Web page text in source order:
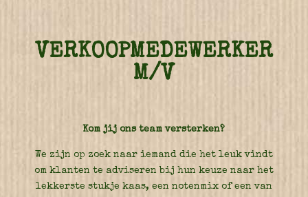
VERKOOPMEDEWERKER
M/V
Kom jij ons team versterken?
We zijn op zoek naar iemand die het leuk vindt
om klanten te adviseren bij hun keuze naar het
lekkerste stukje kaas, een notenmix of een van